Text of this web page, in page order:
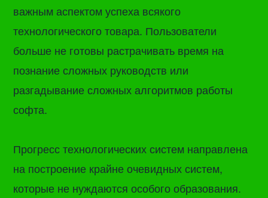
важным аспектом успеха всякого
технологического товара. Пользователи
больше не готовы растрачивать время на
познание сложных руководств или
разгадывание сложных алгоритмов работы
софта.
Прогресс технологических систем направлена
на построение крайне очевидных систем,
которые не нуждаются особого образования.